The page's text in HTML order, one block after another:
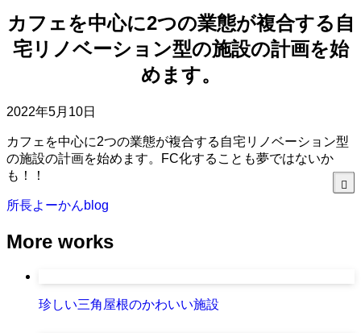
カフェを中心に2つの業態が複合する自
宅リノベーション型の施設の計画を始
めます。
2022年5月10日
カフェを中心に2つの業態が複合する自宅リノベーション型
の施設の計画を始めます。FC化することも夢ではないか
も！！
所長よーかんblog
More works
珍しい三角屋根のかわいい施設